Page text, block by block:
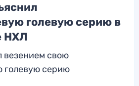
голевую серию в
НХЛ
везением свою
голевую серию